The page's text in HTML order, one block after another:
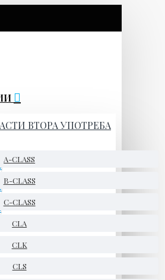
ВТОРА УПОТРЕБА
A-CLASS
B-CLASS
C-CLASS
CLA
CLK
CLS